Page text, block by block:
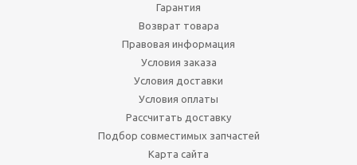
Гарантия
Возврат товара
Правовая информация
Условия заказа
Условия доставки
Условия оплаты
Рассчитать доставку
Подбор совместимых запчастей
Карта сайта